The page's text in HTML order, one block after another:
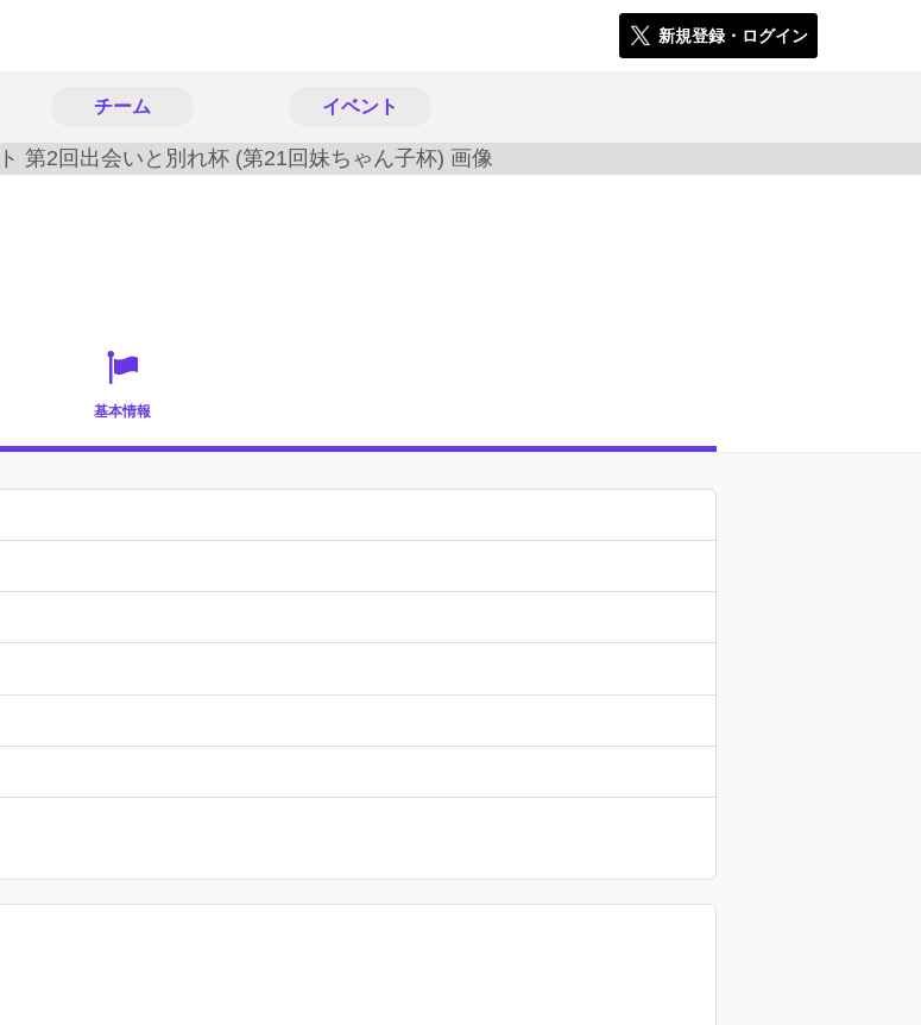
新規登録・ログイン
チーム イベント
基本情報